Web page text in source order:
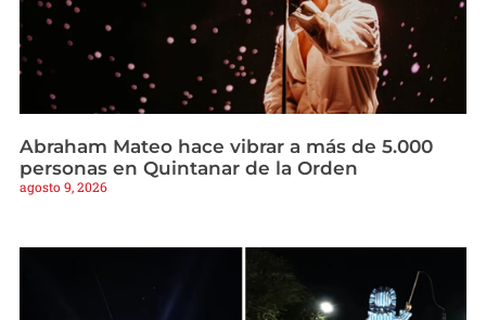
Abraham Mateo hace vibrar a más de 5.000
personas en Quintanar de la Orden
agosto 9, 2026